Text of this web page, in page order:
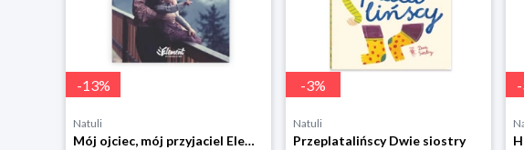
-13%
Natuli
Mój ojciec, mój przyjaciel Element
-3%
Natuli
Przeplatalińscy Dwie siostry
-